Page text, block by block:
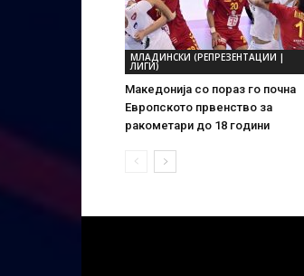
МЛАДИНСКИ (РЕПРЕЗЕНТАЦИИ |
ЛИГИ)
Македонија со пораз го почна
Европското првенство за
ракометари до 18 години